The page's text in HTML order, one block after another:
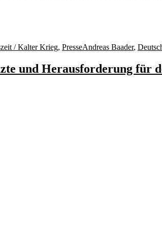
/ Kalter Krieg, PresseAndreas Baader,
und Herausforderung für